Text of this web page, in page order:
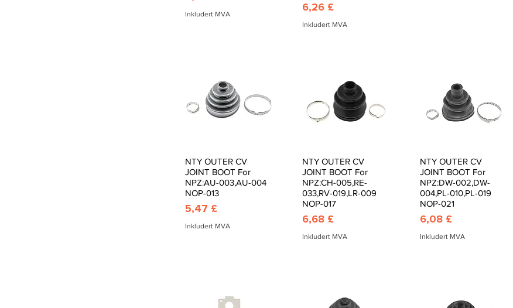
Inkludert MVA
Pris
6,26 £
Inkludert MVA
Hurtigvisning
NTY OUTER CV
JOINT BOOT For
NPZ:AU-003,AU-004
NOP-013
Pris
5,47 £
Inkludert MVA
Hurtigvisning
NTY OUTER CV
JOINT BOOT For
NPZ:CH-005,RE-
033,RV-019,LR-009
NOP-017
Pris
6,68 £
Inkludert MVA
Hurtigvisning
NTY OUTER CV
JOINT BOOT For
NPZ:DW-002,DW-
004,PL-010,PL-019
NOP-021
Pris
6,08 £
Inkludert MVA